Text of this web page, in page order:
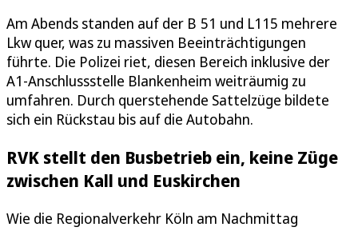
Am Abends standen auf der B 51 und L115 mehrere
Lkw quer, was zu massiven Beeinträchtigungen
führte. Die Polizei riet, diesen Bereich inklusive der
A1-Anschlussstelle Blankenheim weiträumig zu
umfahren. Durch querstehende Sattelzüge bildete
sich ein Rückstau bis auf die Autobahn.
RVK stellt den Busbetrieb ein, keine Züge
zwischen Kall und Euskirchen
Wie die Regionalverkehr Köln am Nachmittag